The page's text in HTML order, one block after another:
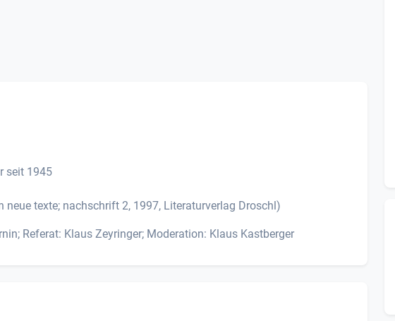
seit 1945
texte; nachschrift 2, 1997, Literaturverlag Droschl)
Referat: Klaus Zeyringer; Moderation: Klaus Kastberger